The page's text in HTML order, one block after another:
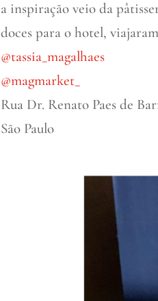
a inspiração veio da
doces para o hotel,
@tassia_magalhaes
@magmarket_
Rua Dr. Renato Paes de
São Paulo